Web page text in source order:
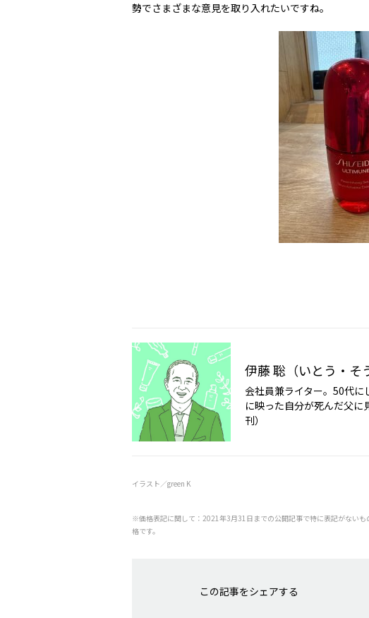
勢でさまざまな意見を取り入れたいですね。
伊藤 聡（いとう・そ
会社員兼ライター。50代
に映った自分が死んだ父
刊）
イラスト／green K
※価格表記に関して：2021年3月31日までの公開記事で特に表記がない
格です。
この記事をシェアする